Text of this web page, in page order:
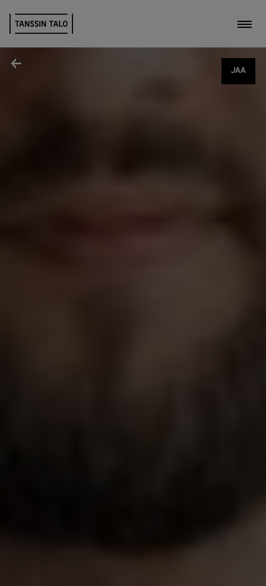
Jaa
JAA